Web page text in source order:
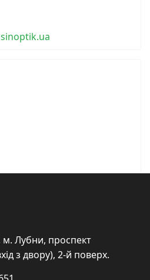
sinoptik.ua
м. Лубни, проспект
з двору), 2-й поверх.